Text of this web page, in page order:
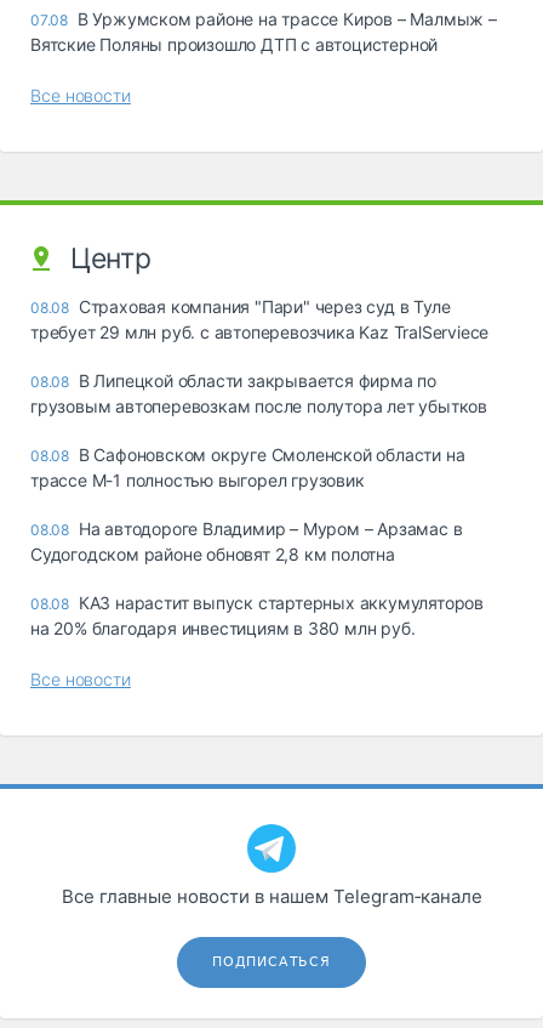
07.08 В Уржумском районе на трассе Киров – Малмыж –
Вятские Поляны произошло ДТП с автоцистерной
Все новости
Центр
08.08 Страховая компания "Пари" через суд в Туле
требует 29 млн руб. с автоперевозчика Kaz TralServiece
08.08 В Липецкой области закрывается фирма по
грузовым автоперевозкам после полутора лет убытков
08.08 В Сафоновском округе Смоленской области на
трассе М-1 полностью выгорел грузовик
08.08 На автодороге Владимир – Муром – Арзамас в
Судогодском районе обновят 2,8 км полотна
08.08 КАЗ нарастит выпуск стартерных аккумуляторов
на 20% благодаря инвестициям в 380 млн руб.
Все новости
Все главные новости в нашем Telegram‑канале
ПОДПИСАТЬСЯ